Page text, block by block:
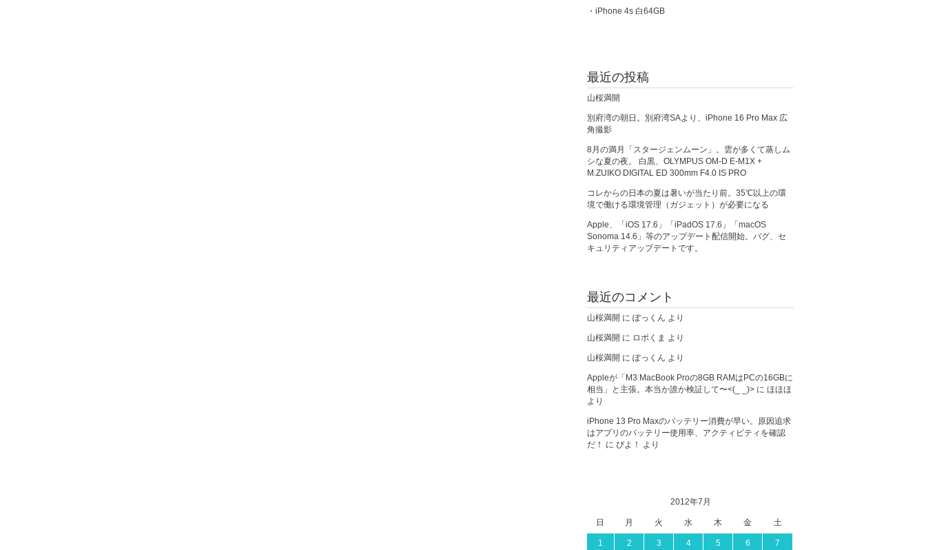
・iPhone 4s 白64GB
最近の投稿
山桜満開
別府湾の朝日。別府湾SAより、iPhone 16 Pro Max 広
角撮影
8月の満月「スタージェンムーン」。雲が多くて蒸しム
シな夏の夜。 白黒、OLYMPUS OM-D E-M1X +
M.ZUIKO DIGITAL ED 300mm F4.0 IS PRO
コレからの日本の夏は暑いが当たり前。35℃以上の環
境で働ける環境管理（ガジェット）が必要になる
Apple、「iOS 17.6」「iPadOS 17.6」「macOS
Sonoma 14.6」等のアップデート配信開始。バグ、セ
キュリティアップデートです。
最近のコメント
山桜満開 に ぽっくん より
山桜満開 に ロボくま より
山桜満開 に ぽっくん より
Appleが「M3 MacBook Proの8GB RAMはPCの16GBに
相当」と主張。本当か誰か検証して〜<(_ _)> に ほほほ
より
iPhone 13 Pro Maxのバッテリー消費が早い。原因追求
はアプリのバッテリー使用率、アクティビティを確認
だ！
に ぴよ！ より
2012年7月
日 月 火 水 木 金 土
1 2 3 4 5 6 7